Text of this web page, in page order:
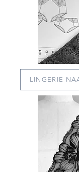
LINGERIE